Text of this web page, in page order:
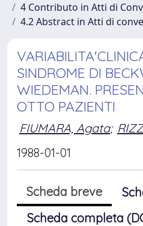
4 Contributo in Atti di
4.2 Abstract in Atti di
SINDROME DI
WIEDEMAN.
OTTO PAZIENTI
FIUMARA, Agata;
1988-01-01
Scheda breve
Scheda completa